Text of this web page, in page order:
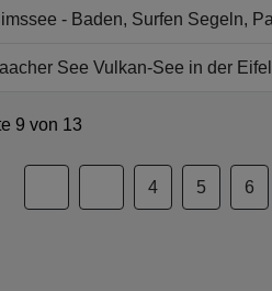
- Baden, Surfen Segeln,
See Vulkan-See in der
9 von 13
4 5 6